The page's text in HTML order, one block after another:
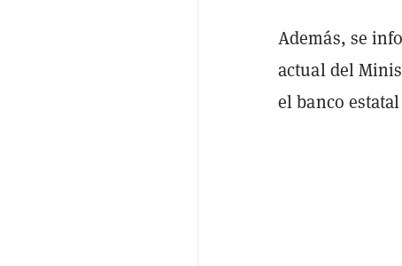
Además, se
actual del
el banco